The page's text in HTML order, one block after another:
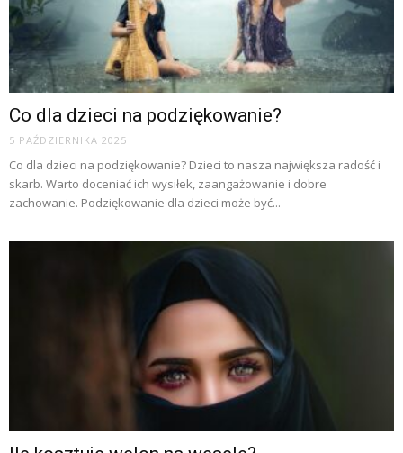
Co dla dzieci na podziękowanie?
5 PAŹDZIERNIKA 2025
Co dla dzieci na podziękowanie? Dzieci to nasza największa radość i
skarb. Warto doceniać ich wysiłek, zaangażowanie i dobre
zachowanie. Podziękowanie dla dzieci może być...